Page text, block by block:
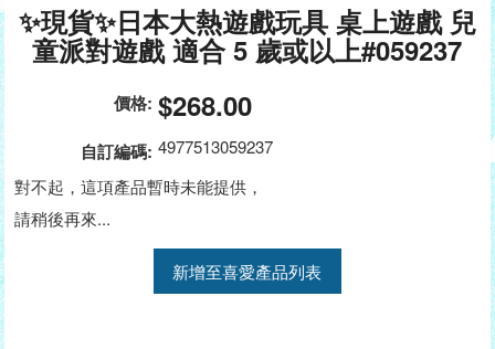
✨現貨✨日本大熱遊戲玩具 桌上遊戲 兒
童派對遊戲 適合 5 歲或以上#059237
價格: $268.00
自訂編碼: 4977513059237
對不起，這項產品暫時未能提供，
請稍後再來...
新增至喜愛產品列表